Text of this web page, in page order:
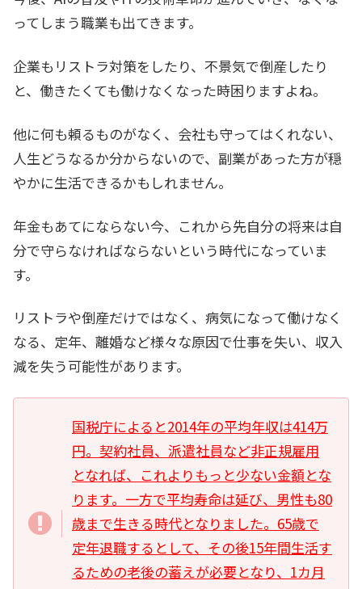
ってしまう職業も出てきます。
企業もリストラ対策をしたり、不景気で倒産したり
と、働きたくても働けなくなった時困りますよね。
他に何も頼るものがなく、会社も守ってはくれない、
人生どうなるか分からないので、副業があった方が穏
やかに生活できるかもしれません。
年金もあてにならない今、これから先自分の将来は自
分で守らなければならないという時代になっていま
す。
リストラや倒産だけではなく、病気になって働けなく
なる、定年、離婚など様々な原因で仕事を失い、収入
減を失う可能性があります。
国税庁によると2014年の平均年収は414万
円。契約社員、派遣社員など非正規雇用
となれば、これよりもっと少ない金額とな
ります。一方で平均寿命は延び、男性も80
歳まで生きる時代となりました。65歳で
定年退職するとして、その後15年間生活す
るための老後の蓄えが必要となり、1カ月